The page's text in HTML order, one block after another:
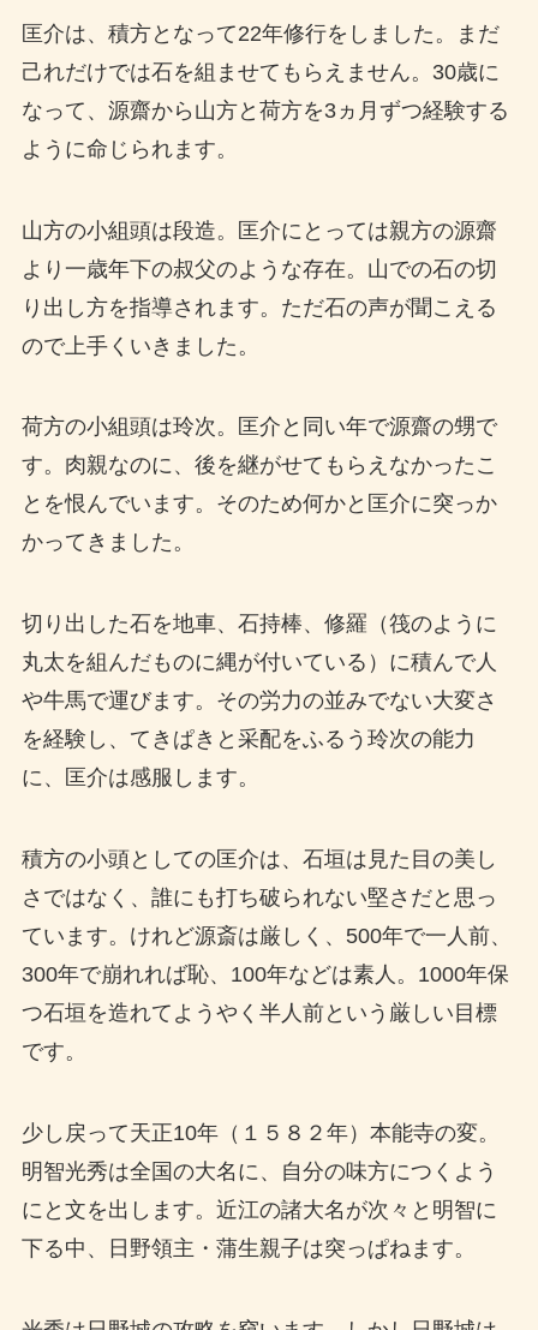
匡介は、積方となって22年修行をしました。まだ
己れだけでは石を組ませてもらえません。30歳に
なって、源齋から山方と荷方を3ヵ月ずつ経験する
ように命じられます。
山方の小組頭は段造。匡介にとっては親方の源齋
より一歳年下の叔父のような存在。山での石の切
り出し方を指導されます。ただ石の声が聞こえる
ので上手くいきました。
荷方の小組頭は玲次。匡介と同い年で源齋の甥で
す。肉親なのに、後を継がせてもらえなかったこ
とを恨んでいます。そのため何かと匡介に突っか
かってきました。
切り出した石を地車、石持棒、修羅（筏のように
丸太を組んだものに縄が付いている）に積んで人
や牛馬で運びます。その労力の並みでない大変さ
を経験し、てきぱきと采配をふるう玲次の能力
に、匡介は感服します。
積方の小頭としての匡介は、石垣は見た目の美し
さではなく、誰にも打ち破られない堅さだと思っ
ています。けれど源斎は厳しく、500年で一人前、
300年で崩れれば恥、100年などは素人。1000年保
つ石垣を造れてようやく半人前という厳しい目標
です。
少し戻って天正10年（１５８２年）本能寺の変。
明智光秀は全国の大名に、自分の味方につくよう
にと文を出します。近江の諸大名が次々と明智に
下る中、日野領主・蒲生親子は突っぱねます。